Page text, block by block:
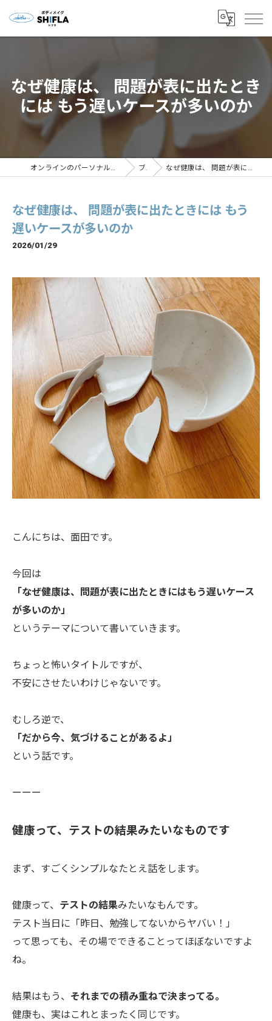
なぜ健康は、 問題が表に出たとき
には もう遅いケースが多いのか
オンラインのパーソナルトレーニングならボディメイクSHIFLA ブログ なぜ健康は、 問題が表に出たときには もう遅いケースが多いのか
なぜ健康は、 問題が表に出たときには もう
遅いケースが多いのか
2026/01/29
こんにちは、面田です。
今回は
「なぜ健康は、問題が表に出たときにはもう遅いケース
が多いのか」
というテーマについて書いていきます。
ちょっと怖いタイトルですが、
不安にさせたいわけじゃないです。
むしろ逆で、
「だから今、気づけることがあるよ」
という話です。
ーーー
健康って、テストの結果みたいなものです
まず、すごくシンプルなたとえ話をします。
健康って、 テストの結果みたいなもんです。
テスト当日に「昨日、勉強してないからヤバい！」
って思っても、その場でできることってほぼないですよ
ね。
結果はもう、 それまでの積み重ねで決まってる。
健康も、実はこれとまったく同じです。